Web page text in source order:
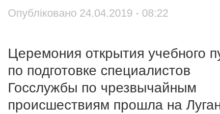
Опубліковано 24.04.2019 - 08:22
Церемония открытия учебного
по подготовке специалистов
Госслужбы по чрезвычайным
происшествиям прошла на